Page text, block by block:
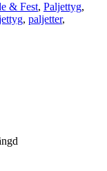
& Fest, Paljettyg,
, paljetter,